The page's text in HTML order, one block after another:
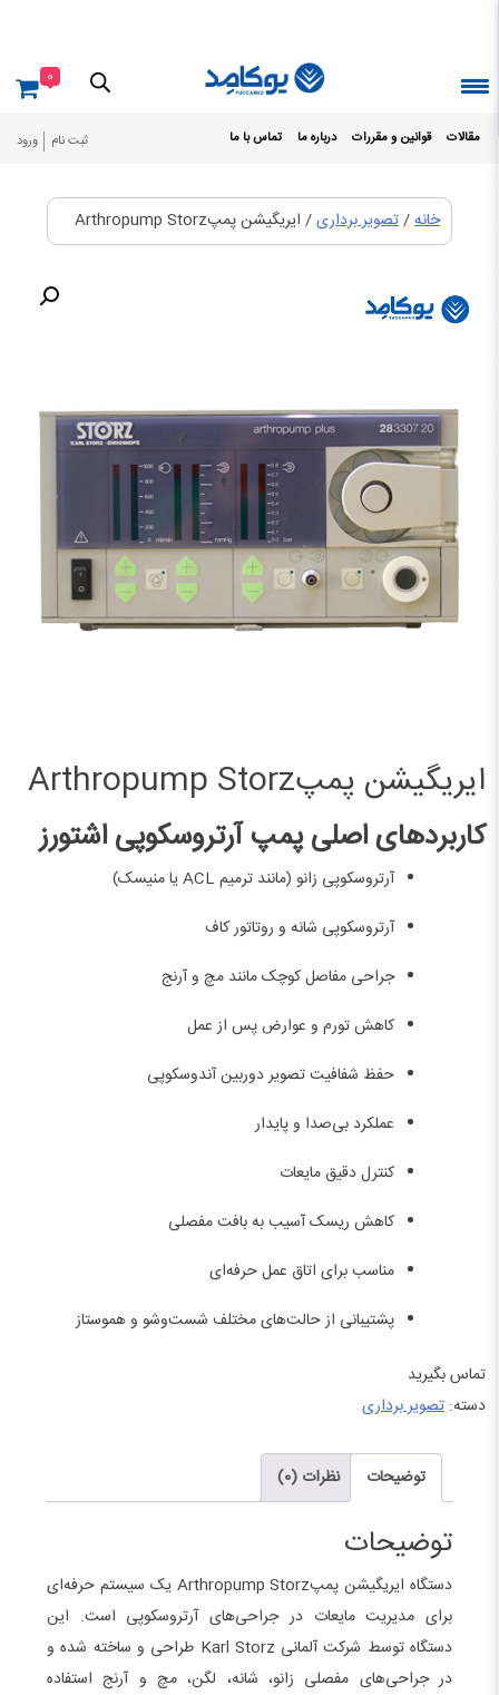
مقالات قوانین و مقررات درباره ما تماس با ما ثبت نام ورود
0
خانه/تصویر برداری/ ایریگیشن پمپArthropump Storz
ایریگیشن پمپArthropump Storz
کاربردهای اصلی پمپ آرتروسکوپی اشتورز
آرتروسکوپی زانو (مانند ترمیم ACL یا منیسک)
آرتروسکوپی شانه و روتاتور کاف
جراحی مفاصل کوچک مانند مچ و آرنج
کاهش تورم و عوارض پس از عمل
حفظ شفافیت تصویر دوربین آندوسکوپی
عملکرد بی‌صدا و پایدار
کنترل دقیق مایعات
کاهش ریسک آسیب به بافت مفصلی
مناسب برای اتاق عمل حرفه‌ای
پشتیبانی از حالت‌های مختلف شست‌وشو و هموستاز
تماس بگیرید
دسته: تصویر برداری
توضیحات نظرات (0)
توضیحات
دستگاه ایریگیشن پمپArthropump Storz یک سیستم حرفه‌ای
برای مدیریت مایعات در جراحی‌های آرتروسکوپی است. این
دستگاه توسط شرکت آلمانی Karl Storz طراحی و ساخته شده و
در جراحی‌های مفصلی زانو، شانه، لگن، مچ و آرنج استفاده